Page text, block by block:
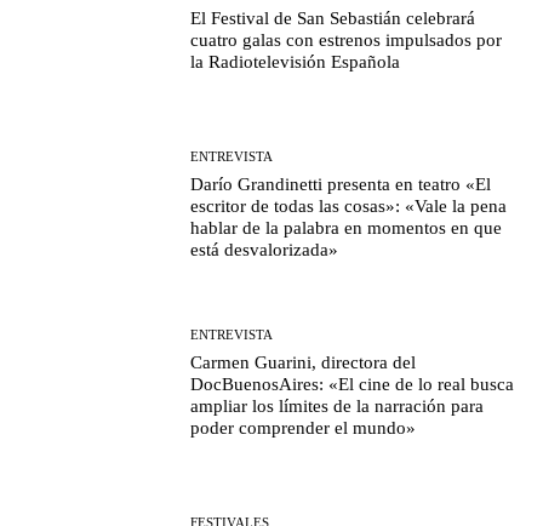
El Festival de San Sebastián celebrará
cuatro galas con estrenos impulsados por
la Radiotelevisión Española
ENTREVISTA
Darío Grandinetti presenta en teatro «El
escritor de todas las cosas»: «Vale la pena
hablar de la palabra en momentos en que
está desvalorizada»
ENTREVISTA
Carmen Guarini, directora del
DocBuenosAires: «El cine de lo real busca
ampliar los límites de la narración para
poder comprender el mundo»
FESTIVALES